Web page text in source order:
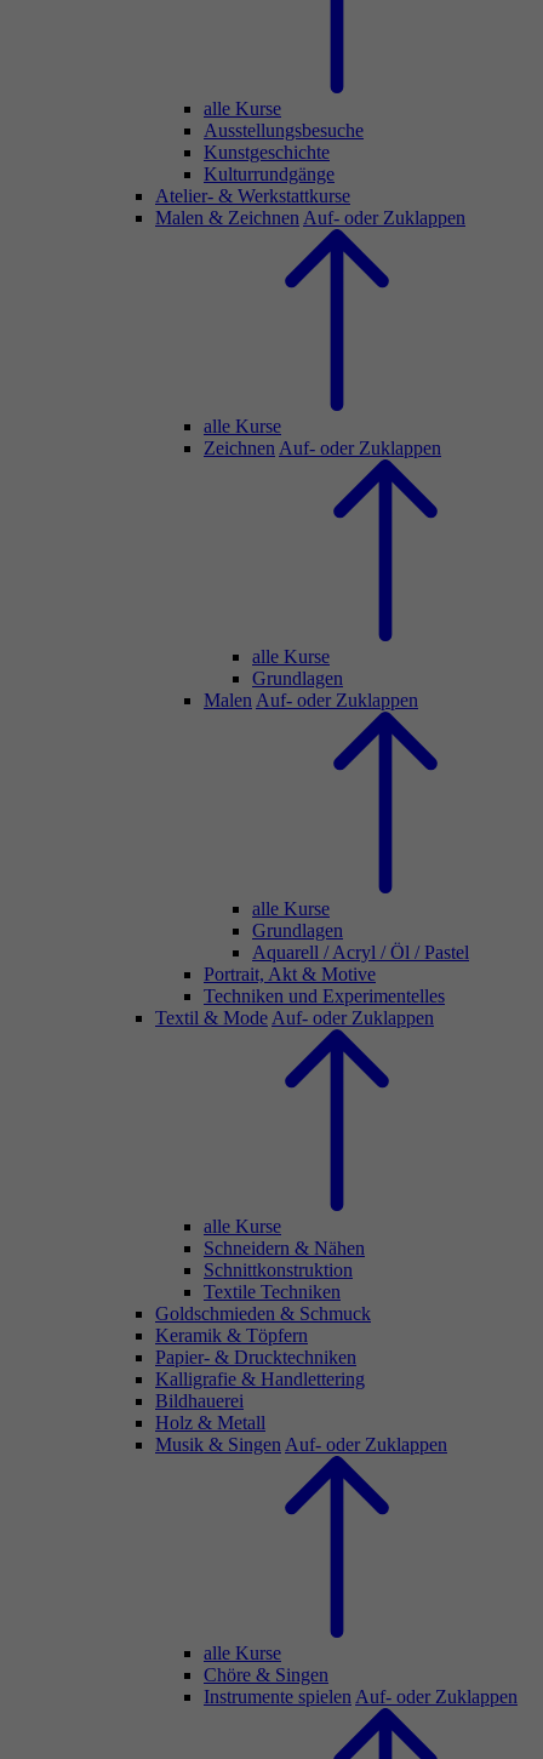
alle Kurse
Ausstellungsbesuche
Kunstgeschichte
Kulturrundgänge
Atelier- & Werkstattkurse
Malen & Zeichnen Auf- oder Zuklappen
alle Kurse
Zeichnen Auf- oder Zuklappen
alle Kurse
Grundlagen
Malen Auf- oder Zuklappen
alle Kurse
Grundlagen
Aquarell / Acryl / Öl / Pastel
Portrait, Akt & Motive
Techniken und Experimentelles
Textil & Mode Auf- oder Zuklappen
alle Kurse
Schneidern & Nähen
Schnittkonstruktion
Textile Techniken
Goldschmieden & Schmuck
Keramik & Töpfern
Papier- & Drucktechniken
Kalligrafie & Handlettering
Bildhauerei
Holz & Metall
Musik & Singen Auf- oder Zuklappen
alle Kurse
Chöre & Singen
Instrumente spielen Auf- oder Zuklappen